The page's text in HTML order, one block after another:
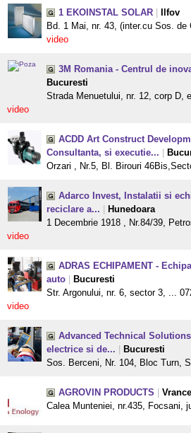
1 EKOINSTAL SOLAR
Ilfov
Bd. 1 Mai, nr. 43, (inter.cu Sos.
video
3M Romania - Centrul de
Bucuresti
Strada Menuetului, nr. 12, corp D,
video
ACDD Art Construct
Consultanta, si executie...
Orzari , Nr.5, Bl. Birouri
Adarco Invest, Instalatii si
reciclare a...
Hunedoara
1 Decembrie 1918 , Nr.84/39,
video
ADRAS ECHIPAMENT -
auto
Bucuresti
Str. Argonului, nr. 6, sector 3, ...
video
Advanced Technical
electrice si de...
Bucuresti
Sos. Berceni, Nr. 104, Bloc Turn,
AGROVIN PRODUCTS
Calea Munteniei, nr.435, Focsani,